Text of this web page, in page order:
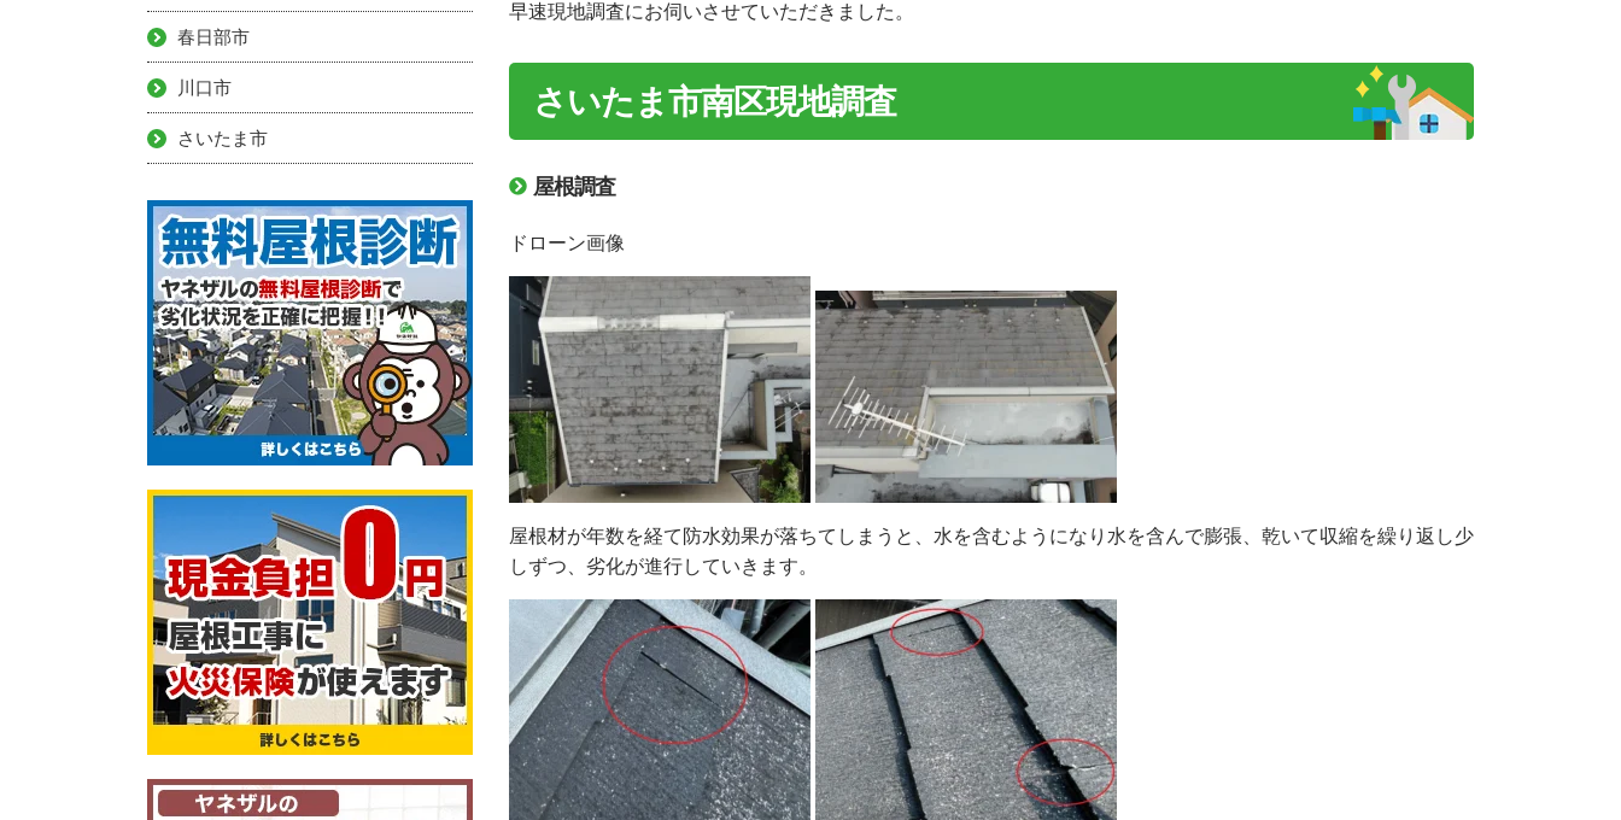
早速現地調査にお伺いさせていただきました。
さいたま市南区現地調査
屋根調査
ドローン画像
屋根材が年数を経て防水効果が落ちてしまうと、水を含むようになり水を含んで膨張、乾いて収縮を繰り返し少
しずつ 、劣化が進行していきます。
春日部市
川口市
さいたま市